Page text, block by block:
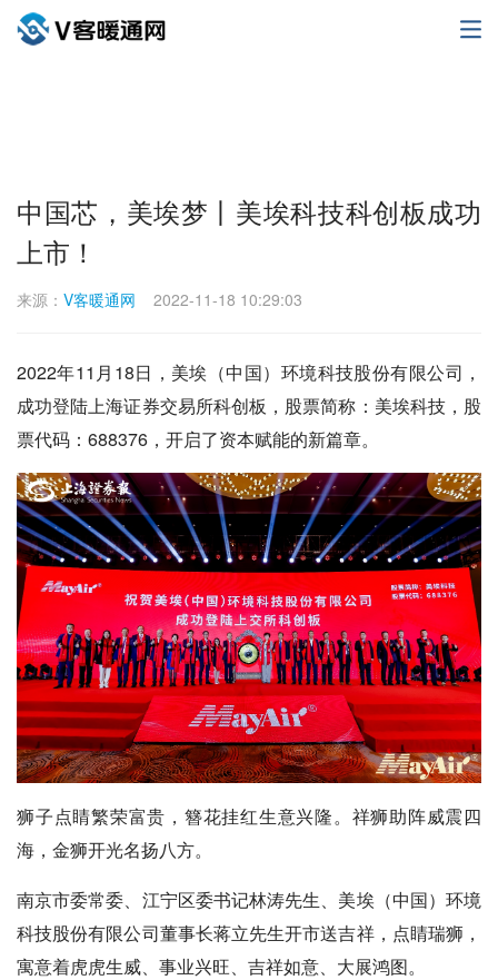
中国芯，美埃梦丨美埃科技科创板成功
上市！
来源： V客暖通网 2022-11-18 10:29:03
2022年11月18日，美埃（中国）环境科技股份有限公司，
成功登陆上海证券交易所科创板，股票简称：美埃科技，股
票代码：688376，开启了资本赋能的新篇章。
狮子点睛繁荣富贵，簪花挂红生意兴隆。祥狮助阵威震四
海，金狮开光名扬八方。
南京市委常委、江宁区委书记林涛先生、美埃（中国）环境
科技股份有限公司董事长蒋立先生开市送吉祥，点睛瑞狮，
寓意着虎虎生威、事业兴旺、吉祥如意、大展鸿图。